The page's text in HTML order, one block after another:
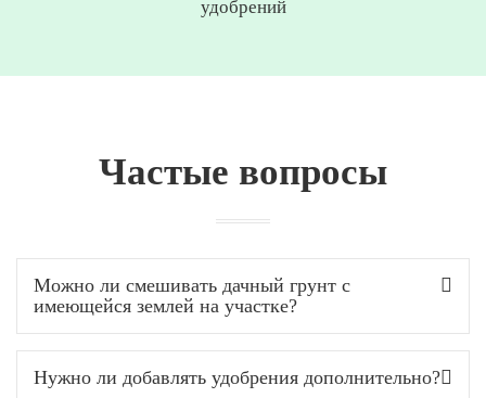
удобрений
Частые вопросы
Можно ли смешивать дачный грунт с
имеющейся землей на участке?
Нужно ли добавлять удобрения дополнительно?